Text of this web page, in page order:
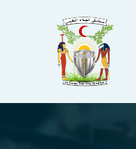
المحتوى